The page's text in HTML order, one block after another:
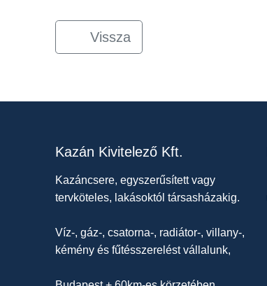
Vissza
Kazán Kivitelező Kft.
Kazáncsere, egyszerűsített vagy
tervköteles, lakásoktól társasházakig.
Víz-, gáz-, csatorna-, radiátor-, villany-,
kémény és fűtésszerelést vállalunk,